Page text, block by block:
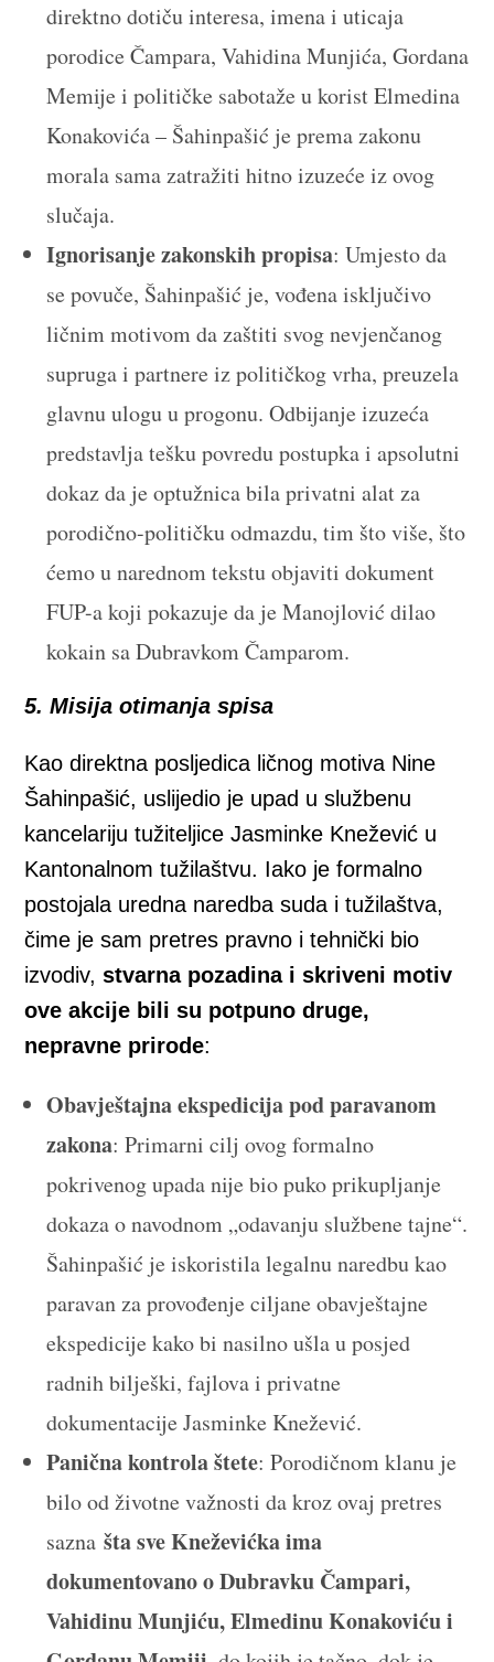
direktno dotiču interesa, imena i uticaja
porodice Čampara, Vahidina Munjića, Gordana
Memije i političke sabotaže u korist Elmedina
Konakovića – Šahinpašić je prema zakonu
morala sama zatražiti hitno izuzeće iz ovog
slučaja.
Ignorisanje zakonskih propisa: Umjesto da
se povuče, Šahinpašić je, vođena isključivo
ličnim motivom da zaštiti svog nevjenčanog
supruga i partnere iz političkog vrha, preuzela
glavnu ulogu u progonu. Odbijanje izuzeća
predstavlja tešku povredu postupka i apsolutni
dokaz da je optužnica bila privatni alat za
porodično-političku odmazdu, tim što više, što
ćemo u narednom tekstu objaviti dokument
FUP-a koji pokazuje da je Manojlović dilao
kokain sa Dubravkom Čamparom.
5. Misija otimanja spisa
Kao direktna posljedica ličnog motiva Nine
Šahinpašić, uslijedio je upad u službenu
kancelariju tužiteljice Jasminke Knežević u
Kantonalnom tužilaštvu. Iako je formalno
postojala uredna naredba suda i tužilaštva,
čime je sam pretres pravno i tehnički bio
izvodiv,stvarna pozadina i skriveni motiv
ove akcije bili su potpuno druge,
nepravne prirode:
Obavještajna ekspedicija pod paravanom
zakona: Primarni cilj ovog formalno
pokrivenog upada nije bio puko prikupljanje
dokaza o navodnom „odavanju službene tajne“.
Šahinpašić je iskoristila legalnu naredbu kao
paravan za provođenje ciljane obavještajne
ekspedicije kako bi nasilno ušla u posjed
radnih bilješki, fajlova i privatne
dokumentacije Jasminke Knežević.
Panična kontrola štete: Porodičnom klanu je
bilo od životne važnosti da kroz ovaj pretres
saznašta sve Kneževićka ima
dokumentovano o Dubravku Čampari,
Vahidinu Munjiću, Elmedinu Konakoviću i